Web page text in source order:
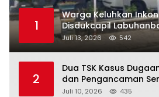
1
Warga Keluhkan
Disdukcapil
Pengurusan KK Rusak
Juli 13, 2026 542
2
Dua TSK Kasus
dan Pengancaman
Reskrim Polsek
Juli 10, 2026 435